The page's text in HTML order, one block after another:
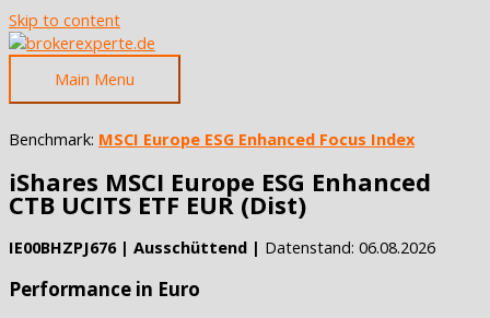
Skip to content
Main Menu
Benchmark: MSCI Europe ESG Enhanced Focus Index
iShares MSCI Europe ESG Enhanced
CTB UCITS ETF EUR (Dist)
IE00BHZPJ676 | Ausschüttend | Datenstand: 06.08.2026
Performance in Euro